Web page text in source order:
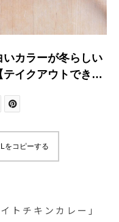
カラーが冬らしい
テイクアウトできま
をコピーする
トチキンカレー」